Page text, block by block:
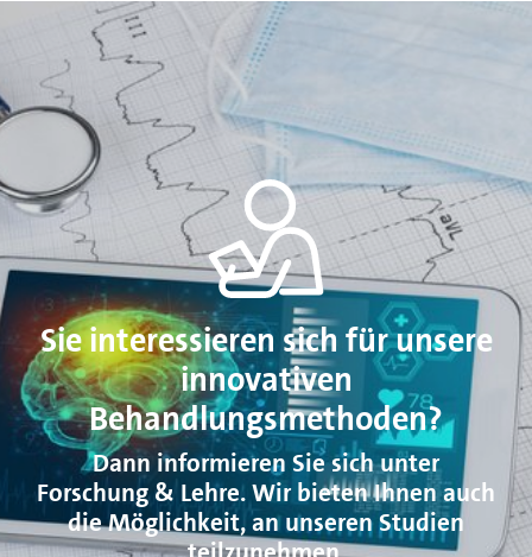
Sie interessieren sich für unsere
innovativen
Behandlungsmethoden?
Dann informieren Sie sich unter
Forschung & Lehre. Wir bieten Ihnen auch
die Möglichkeit, an unseren Studien